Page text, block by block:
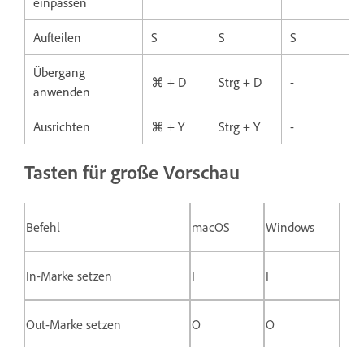
Aufteilen S S S
Übergang
anwenden
⌘ + D Strg + D -
Ausrichten ⌘ + Y Strg + Y -
Tasten für große Vorschau
Befehl macOS Windows
In-Marke setzen I I
Out-Marke setzen O O